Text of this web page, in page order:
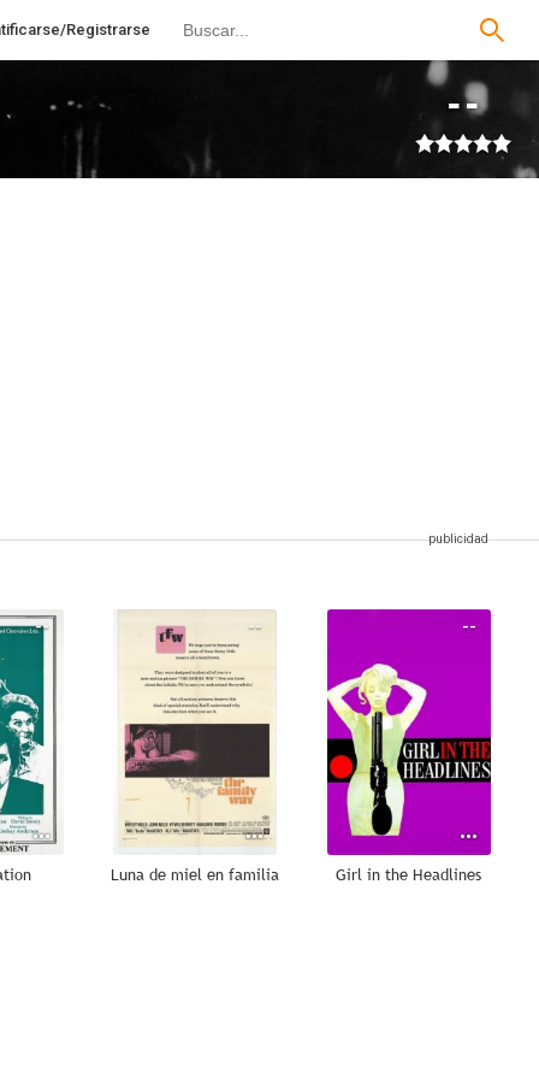
Registrarse
--
-- --
Luna de miel en familia
--
Girl in the Headlines